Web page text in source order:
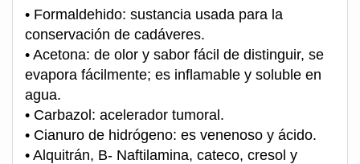
• Formaldehido: sustancia usada para la
conservación de cadáveres.
• Acetona: de olor y sabor fácil de distinguir, se
evapora fácilmente; es inflamable y soluble en
agua.
• Carbazol: acelerador tumoral.
• Cianuro de hidrógeno: es venenoso y ácido.
• Alquitrán, B- Naftilamina, cateco, cresol y